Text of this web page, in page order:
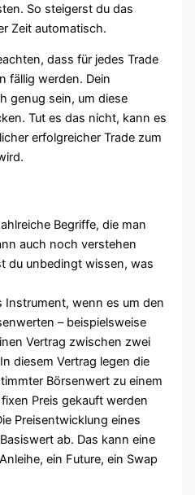
So steigerst du das
Zeit automatisch.
dass für jedes Trade
fällig werden. Dein
genug sein, um diese
Tut es das nicht, kann es
erfolgreicher Trade zum
Begriffe, die man
auch noch verstehen
du unbedingt wissen, was
Instrument, wenn es um den
– beispielsweise
Vertrag zwischen zwei
diesem Vertrag legen die
Börsenwert zu einem
Preis gekauft werden
Preisentwicklung eines
ab. Das kann eine
ein Future, ein Swap